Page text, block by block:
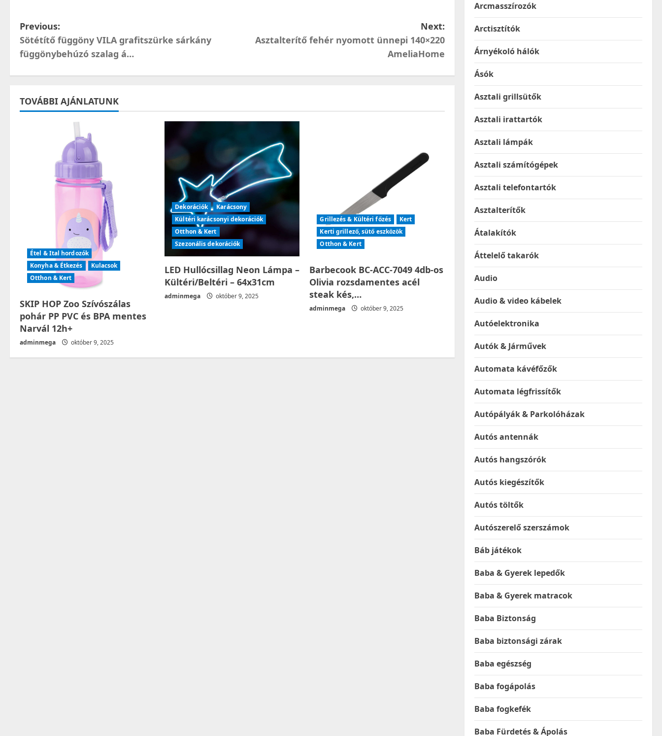
P
o
s
n
o
n
Previous:
Sötétítő függöny VILA grafitszürke sárkány
függönybehúzó szalag á…
Next:
Asztalterítő fehér nyomott ünnepi 140×220
AmeliaHome
TOVÁBBI AJÁNLATUNK
Étel & Ital hordozók
Konyha & Étkezés
Kulacsok
Otthon & Kert
SKIP HOP Zoo Szívószálas
pohár PP PVC és BPA mentes
Narvál 12h+
adminmega október 9, 2025
Dekorációk
Karácsony
Kültéri karácsonyi dekorációk
Otthon & Kert
Szezonális dekorációk
LED Hullócsillag Neon Lámpa –
Kültéri/Beltéri – 64x31cm
adminmega október 9, 2025
Grillezés & Kültéri főzés
Kert
Kerti grillező, sütő eszközök
Otthon & Kert
Barbecook BC-ACC-7049 4db-os
Olivia rozsdamentes acél
steak kés,…
adminmega október 9, 2025
Arcmasszírozók
Arctisztítók
Árnyékoló hálók
Ásók
Asztali grillsütők
Asztali irattartók
Asztali lámpák
Asztali számítógépek
Asztali telefontartók
Asztalterítők
Átalakítók
Áttelelő takarók
Audio
Audio & video kábelek
Autóelektronika
Autók & Járművek
Automata kávéfőzők
Automata légfrissítők
Autópályák & Parkolóházak
Autós antennák
Autós hangszórók
Autós kiegészítők
Autós töltők
Autószerelő szerszámok
Báb játékok
Baba & Gyerek lepedők
Baba & Gyerek matracok
Baba Biztonság
Baba biztonsági zárak
Baba egészség
Baba fogápolás
Baba fogkefék
Baba Fürdetés & Ápolás